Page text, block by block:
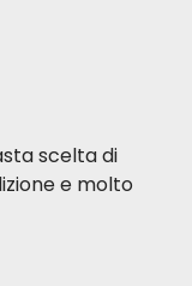
scelta di
e molto